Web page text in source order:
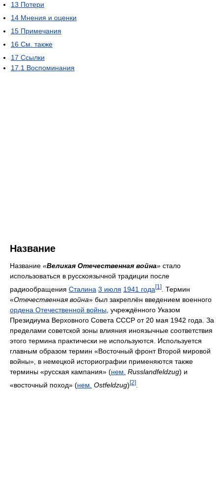
13 Потери
14 Мнения и оценки
15 Примечания
16 См. также
17 Ссылки
17.1 Воспоминания
Название
Название «Великая Отечественная война» стало
использоваться в русскоязычной традиции после
радиообращения Сталина 3 июля 1941 года[1]
. Термин
«Отечественная война» был закреплён введением военного
ордена Отечественной войны , учреждённого Указом
Президиума Верховного Совета СССР от 20 мая 1942 года. За
пределами советской зоны влияния иноязычные соответствия
этого термина практически не используются. Используется
главным образом термин «Восточный фронт Второй мировой
войны», в немецкой историографии применяются также
термины «русская кампания» (нем. Russlandfeldzug) и
«восточный поход» (нем. Ostfeldzug)[2]